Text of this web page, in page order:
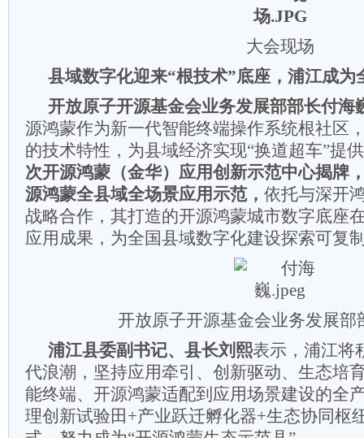
大会现场
县域数字化迎来“根技术”底座，浦江成为
开放原子开源基金会业务发展部部长付海
源鸿蒙作为新一代智能终端操作系统根社区
的技术特性，为县域经济实现“换道超车”提
次开源鸿蒙（金华）应用创新示范中心揭牌
源鸿蒙全县域全场景应用示范， 依托与深开
战略合作，其打造的开源鸿蒙城市数字底座
应用成果，为全国县域数字化建设探索可复
开放原子开源基金会业务发展部
浦江县委副书记、县长刘熙表示，浦江将
代浪潮，坚持应用牵引、创新驱动、生态培
能终端、开源鸿蒙适配到应用场景建设的全
理创新试验田+产业跃迁孵化器+生态协同枢